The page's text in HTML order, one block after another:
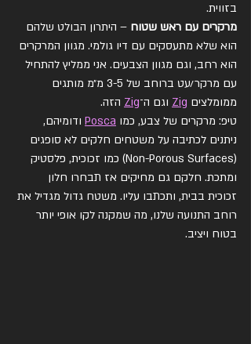
בזווית.
מרקרים עם ראש שטוח – היתרון הבולט שלהם
הוא שלא מתעסקים עם דיו גולמי. מגוון המרקרים
הוא רחב, וגם מגוון הצבעים. אני ממליץ להתחיל
עם מרקר/עט ברוחב של 3-5 מ״מ מותגים
ממומלצים Zig וגם ה־Zig הזה.
טיפ: מרקרים של צבע, כמו Posca ודומיהם,
ניתנים לכתיבה על משטחים חלקים לא סופגים
(Non-Porous Surfaces) כמו זכוכית, פלסטיק
ומתכת. חלקם גם מחיקים אז תבחרו חלון
זכוכית בבית, ותכתבו עליו. משטח גדול מגדיל את
רוחב התנועה שלנו, מה שמקנה לקו אופי יותר
בטוח ויציב.